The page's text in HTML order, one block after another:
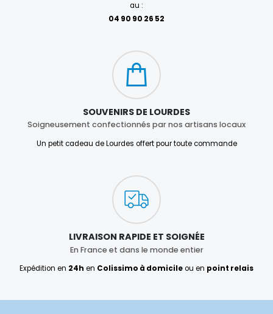
au :
04 90 90 26 52
SOUVENIRS DE LOURDES
Soigneusement confectionnés par nos artisans locaux
Un petit cadeau de Lourdes offert pour toute commande
LIVRAISON RAPIDE ET SOIGNÉE
En France et dans le monde entier
Expédition en 24h en Colissimo à domicileou en point relais